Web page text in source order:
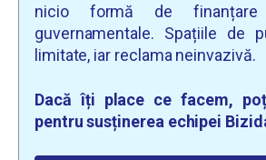
nicio formă de
guvernamentale. Spațiile de
limitate, iar reclama neinvazivă.
Dacă îți place ce facem,
pentru susținerea echipei